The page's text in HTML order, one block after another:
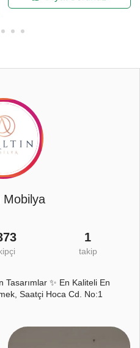
Mobilya
1
takip
Tasarımlar ✨ En Kaliteli En
Saatçi Hoca Cd. No:1